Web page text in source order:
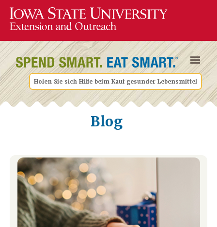
Holen Sie sich Hilfe beim Kauf gesunder Lebensmittel
Blog